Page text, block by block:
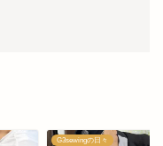
幸喜高齢者